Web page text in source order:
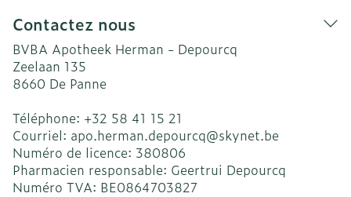
Contactez nous
BVBA Apotheek Herman - Depourcq
Zeelaan 135
8660 De Panne
Téléphone: +32 58 41 15 21
Courriel: apo.herman.depourcq@skynet.be
Numéro de licence: 380806
Pharmacien responsable: Geertrui Depourcq
Numéro TVA: BE0864703827